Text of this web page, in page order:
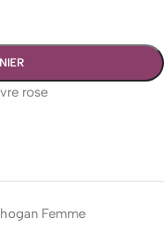
rose
Femme